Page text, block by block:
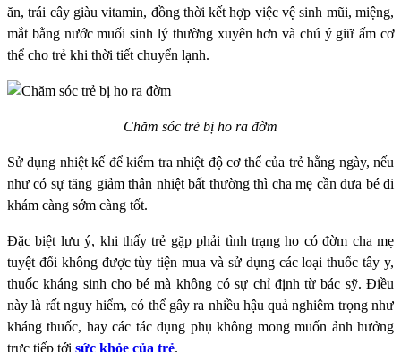
ăn, trái cây giàu vitamin, đồng thời kết hợp việc vệ sinh mũi, miệng,
mắt bằng nước muối sinh lý thường xuyên hơn và chú ý giữ ấm cơ
thể cho trẻ khi thời tiết chuyển lạnh.
Chăm sóc trẻ bị ho ra đờm
Sử dụng nhiệt kế để kiểm tra nhiệt độ cơ thể của trẻ hằng ngày, nếu
như có sự tăng giảm thân nhiệt bất thường thì cha mẹ cần đưa bé đi
khám càng sớm càng tốt.
Đặc biệt lưu ý, khi thấy trẻ gặp phải tình trạng ho có đờm cha mẹ
tuyệt đối không được tùy tiện mua và sử dụng các loại thuốc tây y,
thuốc kháng sinh cho bé mà không có sự chỉ định từ bác sỹ. Điều
này là rất nguy hiểm, có thể gây ra nhiều hậu quả nghiêm trọng như
kháng thuốc, hay các tác dụng phụ không mong muốn ảnh hưởng
trực tiếp tới sức khỏe của trẻ.